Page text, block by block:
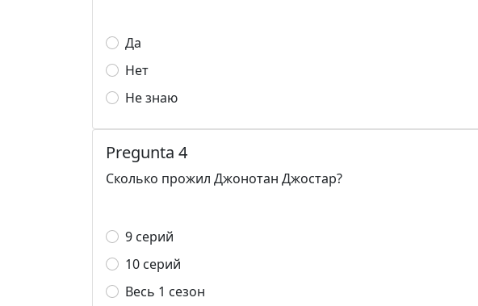
Да
Нет
Не знаю
Pregunta 4
Сколько прожил Джонотан Джостар?
9 серий
10 серий
Весь 1 сезон